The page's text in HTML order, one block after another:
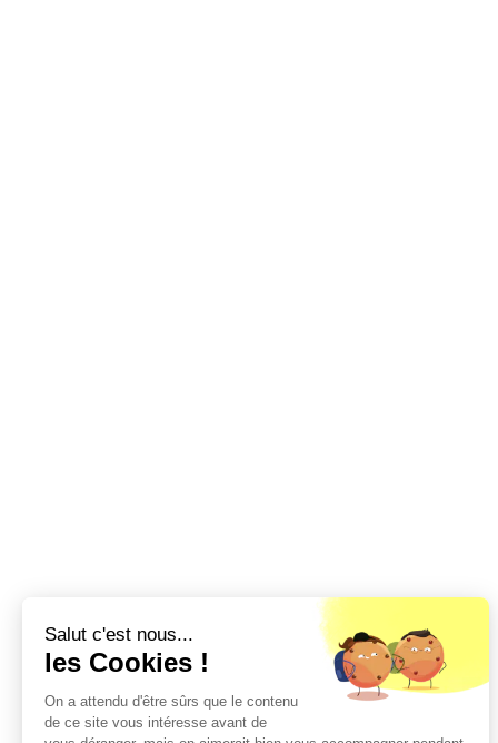
Salut c'est nous...
les Cookies !
On a attendu d'être sûrs que le contenu
de ce site vous intéresse avant de